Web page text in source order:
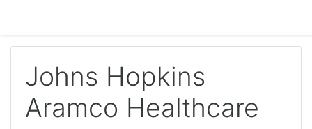
Johns Hopkins
Aramco Healthcare